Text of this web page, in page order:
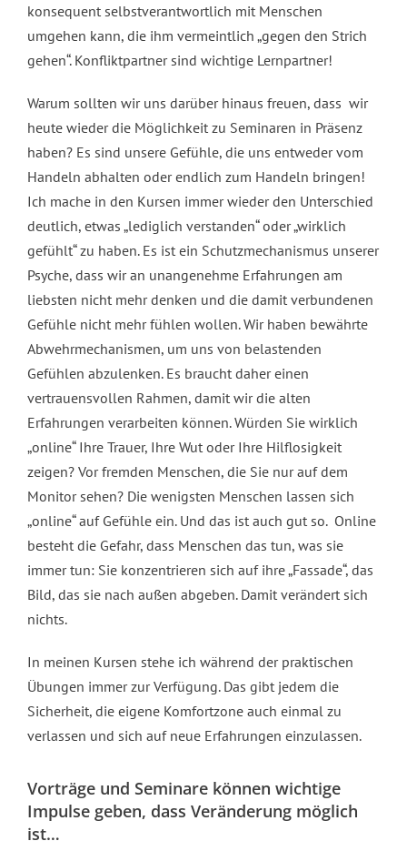
konsequent selbstverantwortlich mit Menschen
umgehen kann, die ihm vermeintlich „gegen den Strich
gehen“. Konfliktpartner sind wichtige Lernpartner!
Warum sollten wir uns darüber hinaus freuen, dass wir
heute wieder die Möglichkeit zu Seminaren in Präsenz
haben? Es sind unsere Gefühle, die uns entweder vom
Handeln abhalten oder endlich zum Handeln bringen!
Ich mache in den Kursen immer wieder den Unterschied
deutlich, etwas „lediglich verstanden“ oder „wirklich
gefühlt“ zu haben. Es ist ein Schutzmechanismus unserer
Psyche, dass wir an unangenehme Erfahrungen am
liebsten nicht mehr denken und die damit verbundenen
Gefühle nicht mehr fühlen wollen. Wir haben bewährte
Abwehrmechanismen, um uns von belastenden
Gefühlen abzulenken. Es braucht daher einen
vertrauensvollen Rahmen, damit wir die alten
Erfahrungen verarbeiten können. Würden Sie wirklich
„online“ Ihre Trauer, Ihre Wut oder Ihre Hilflosigkeit
zeigen? Vor fremden Menschen, die Sie nur auf dem
Monitor sehen? Die wenigsten Menschen lassen sich
„online“ auf Gefühle ein. Und das ist auch gut so. Online
besteht die Gefahr, dass Menschen das tun, was sie
immer tun: Sie konzentrieren sich auf ihre „Fassade“, das
Bild, das sie nach außen abgeben. Damit verändert sich
nichts.
In meinen Kursen stehe ich während der praktischen
Übungen immer zur Verfügung. Das gibt jedem die
Sicherheit, die eigene Komfortzone auch einmal zu
verlassen und sich auf neue Erfahrungen einzulassen.
Vorträge und Seminare können wichtige
Impulse geben, dass Veränderung möglich
ist…